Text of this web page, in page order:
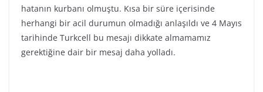
hatanın kurbanı olmuştu. Kısa bir süre içerisinde
herhangi bir acil durumun olmadığı anlaşıldı ve 4 Mayıs
tarihinde Turkcell bu mesajı dikkate almamamız
gerektiğine dair bir mesaj daha yolladı.